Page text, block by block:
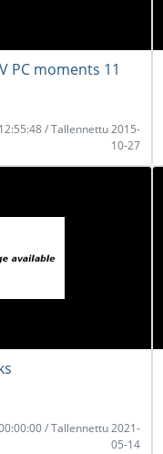
PC moments 11
/ Tallennettu 2015-
10-27
/ Tallennettu 2021-
05-14